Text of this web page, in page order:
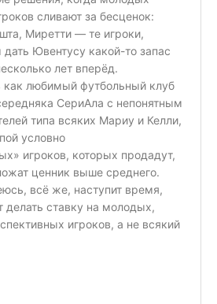
сливают за бесценок:
Миретти — те игроки,
Ювентусу какой-то запас
лет вперёд.
как любимый футбольный клуб
СериАла с непонятным
типа всяких Мариу и Келли,
условно
игроков, которых продадут,
ценник выше среднего.
всё же, наступит время,
делать ставку на молодых,
игроков, а не всякий